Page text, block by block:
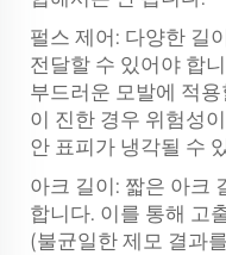
펄스 제어: 다양한 길
전달할 수 있어야 합
부드러운 모발에 적
이 진한 경우 위험성
안 표피가 냉각될 수
아크 길이: 짧은 아크
합니다. 이를 통해 고
(불균일한 제모 결과